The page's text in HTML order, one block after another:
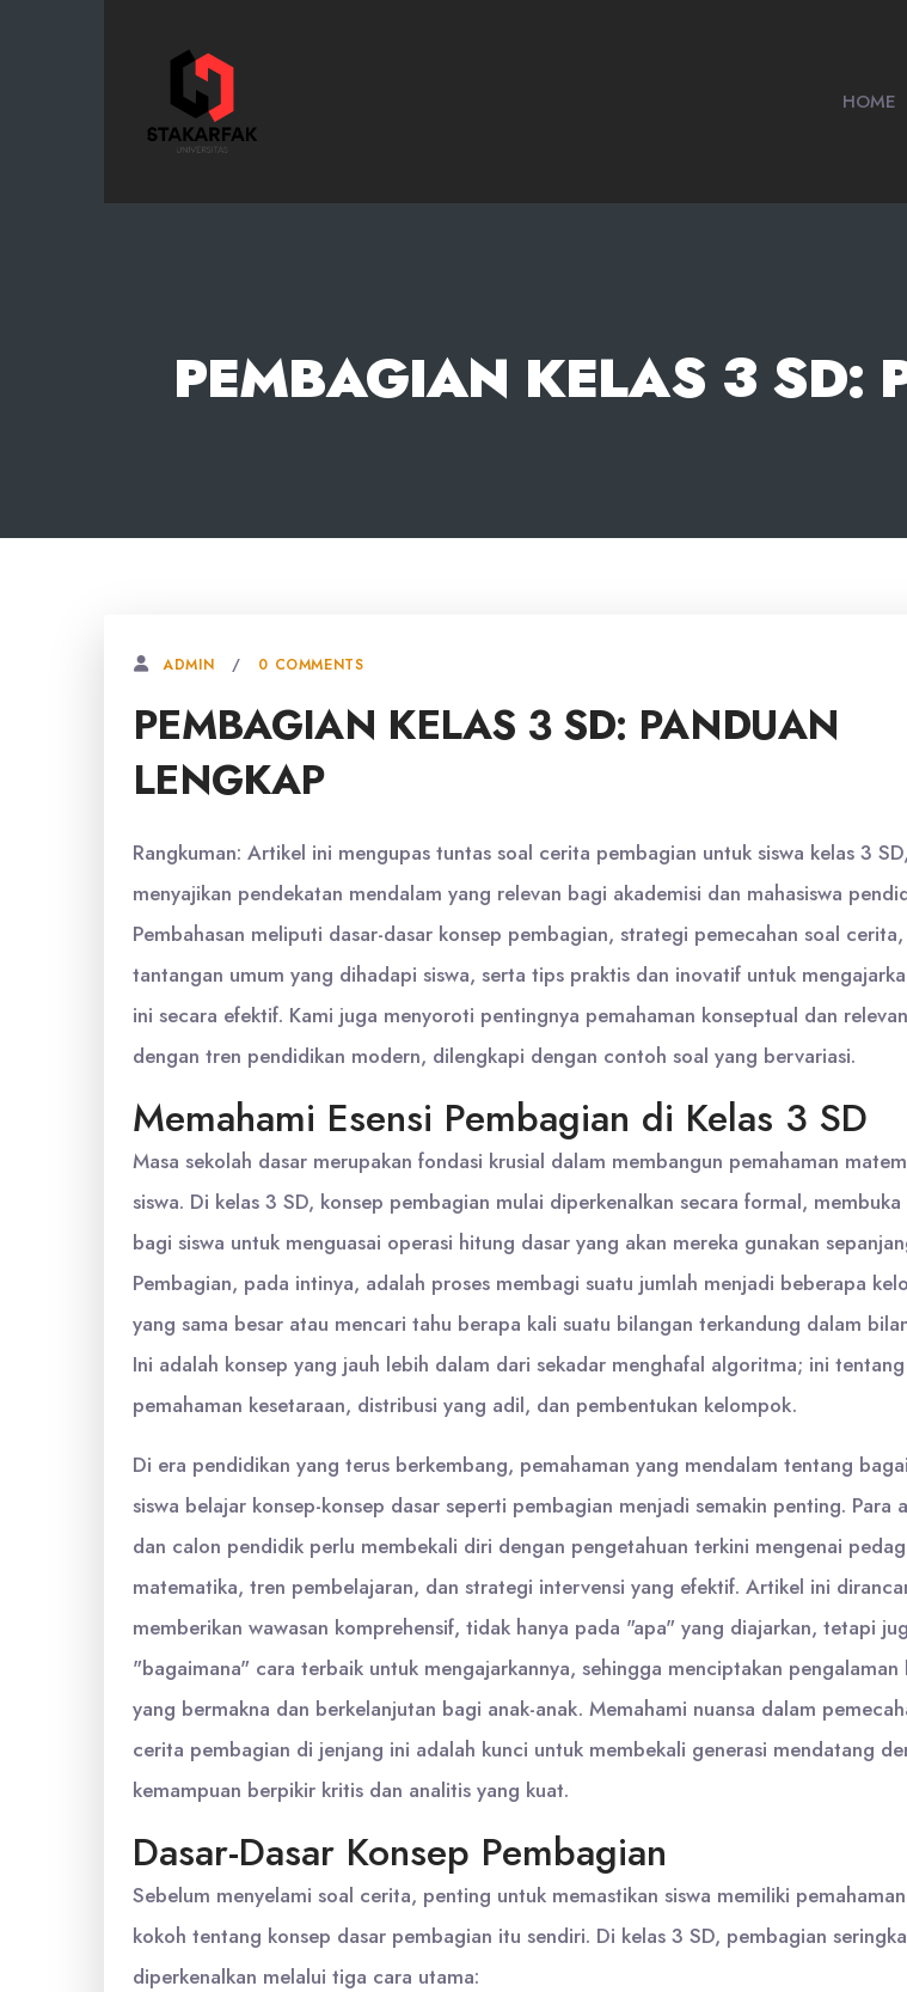
HOME
PEMBAGIAN KELAS 3 SD:
ADMIN 0 COMMENTS
PEMBAGIAN KELAS 3 SD: PANDUAN
LENGKAP
Rangkuman: Artikel ini mengupas tuntas soal cerita pembagian untuk siswa kelas 3 SD,
menyajikan pendekatan mendalam yang relevan bagi akademisi dan mahasiswa
Pembahasan meliputi dasar-dasar konsep pembagian, strategi pemecahan soal cerita,
tantangan umum yang dihadapi siswa, serta tips praktis dan inovatif untuk
ini secara efektif. Kami juga menyoroti pentingnya pemahaman konseptual dan
dengan tren pendidikan modern, dilengkapi dengan contoh soal yang bervariasi.
Memahami Esensi Pembagian di Kelas 3 SD
Masa sekolah dasar merupakan fondasi krusial dalam membangun pemahaman
siswa. Di kelas 3 SD, konsep pembagian mulai diperkenalkan secara formal,
bagi siswa untuk menguasai operasi hitung dasar yang akan mereka gunakan
Pembagian, pada intinya, adalah proses membagi suatu jumlah menjadi beberapa
yang sama besar atau mencari tahu berapa kali suatu bilangan terkandung dalam
Ini adalah konsep yang jauh lebih dalam dari sekadar menghafal algoritma; ini tentang
pemahaman kesetaraan, distribusi yang adil, dan pembentukan kelompok.
Di era pendidikan yang terus berkembang, pemahaman yang mendalam tentang
siswa belajar konsep-konsep dasar seperti pembagian menjadi semakin penting. Para
dan calon pendidik perlu membekali diri dengan pengetahuan terkini mengenai
matematika, tren pembelajaran, dan strategi intervensi yang efektif. Artikel ini
memberikan wawasan komprehensif, tidak hanya pada "apa" yang diajarkan, tetapi
"bagaimana" cara terbaik untuk mengajarkannya, sehingga menciptakan pengalaman
yang bermakna dan berkelanjutan bagi anak-anak. Memahami nuansa dalam
cerita pembagian di jenjang ini adalah kunci untuk membekali generasi mendatang
kemampuan berpikir kritis dan analitis yang kuat.
Dasar-Dasar Konsep Pembagian
Sebelum menyelami soal cerita, penting untuk memastikan siswa memiliki
kokoh tentang konsep dasar pembagian itu sendiri. Di kelas 3 SD, pembagian
diperkenalkan melalui tiga cara utama: